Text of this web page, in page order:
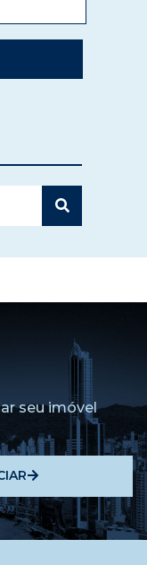
seu imóvel